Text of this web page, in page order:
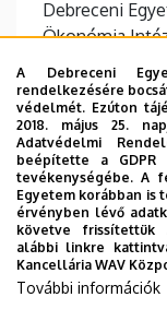
Debreceni
Ökonómia
Központi
+36 52 508 444
Email
Cím
4032
Épület, emelet, ajtó
A Debreceni
rendelkezésére
védelmét. Ezúton
2018. május 25.
Adatvédelmi
beépítette a GDPR
tevékenységébe. A
Egyetem korábban
érvényben lévő
követve frissítettük
alábbi linkre
Kancellária WAV
További információk